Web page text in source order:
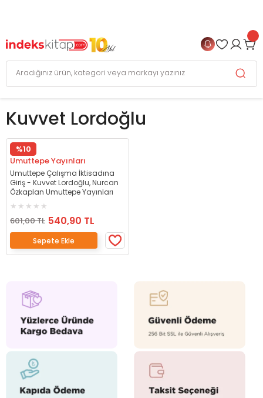
Kuvvet Lordoğlu
%10
Umuttepe Yayınları
Umuttepe Çalışma İktisadına
Giriş - Kuvvet Lordoğlu, Nurcan
Özkaplan Umuttepe Yayınları
601,00 TL 540,90 TL
Sepete Ekle